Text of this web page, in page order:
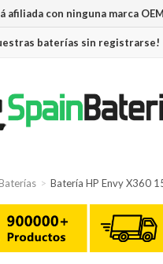
afiliada con ninguna marca
baterías sin registrarse!
Batería HP Envy X360